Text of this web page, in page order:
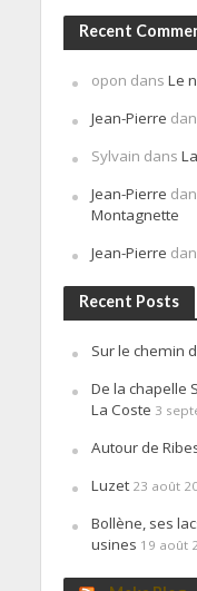
Recent
opon dans Le
Jean-Pierre
Sylvain dans
Jean-Pierre
Montagnette
Jean-Pierre
Recent Posts
Sur le chemin
De la chapelle
La Coste 3
Autour de
Luzet 23 août
Bollène, ses
usines 19 août